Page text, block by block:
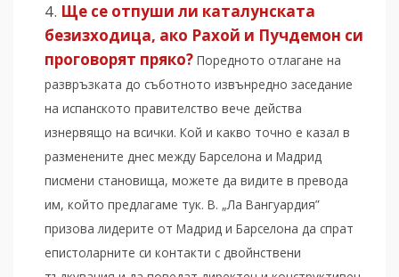
Ще се отпуши ли каталунската
безизходица, ако Рахой и Пучдемон си
проговорят пряко? Поредното отлагане на
развръзката до съботното извънредно заседание
на испанското правителство вече действа
изнервящо на всички. Кой и какво точно е казал в
разменените днес между Барселона и Мадрид
писмени становища, можете да видите в превода
им, който предлагаме тук. В. „Ла Вангуардия”
призова лидерите от Мадрид и Барселона да спрат
епистоларните си контакти с двойнствени